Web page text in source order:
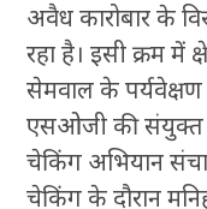
अवैध कारोबार के
रहा है। इसी क्रम में
सेमवाल के
एसओजी की संयुक्त
चेकिंग अभियान
चेकिंग के दौरान